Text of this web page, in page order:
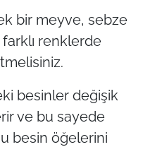
bir meyve, sebze
renklerde
besinler değişik
ve bu sayede
besin öğelerini